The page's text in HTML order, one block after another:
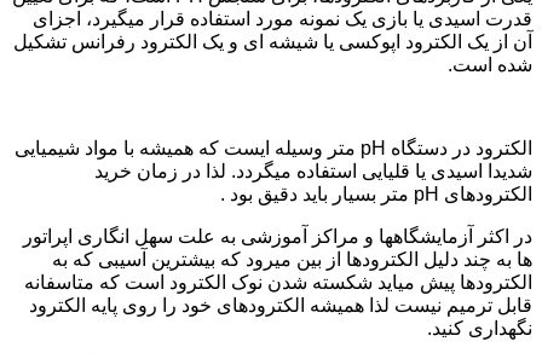
قدرت اسیدی یا بازی یک نمونه مورد استفاده قرار می­گیرد، اجزای
آن از یک الکترود اپوکسی یا شیشه ای و یک الکترود رفرانس تشکیل
شده است.
الکترود در دستگاه pH متر وسیله ایست که همیشه با مواد شیمیایی
شدیدا اسیدی یا قلیایی استفاده میگردد. لذا در زمان خرید
الکترودهای pH متر بسیار باید دقیق بود .
در اکثر آزمایشگاهها و مراکز آموزشی به علت سهل انگاری اپراتور
ها به چند دلیل الکترودها از بین میرود که بیشترین آسیبی که به
الکترودها پیش میاید شکسته شدن نوک الکترود است که متاسفانه
قابل ترمیم نیست لذا همیشه الکترودهای خود را روی پایه الکترود
نگهداری کنید.